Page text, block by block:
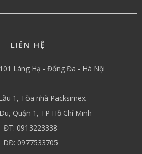
LIÊN HỆ
Láng Hạ - Đống Đa - Hà Nội
1, Tòa nhà Packsimex
Quận 1, TP Hồ Chí Minh
ĐT: 0913223338
DĐ: 0977533705